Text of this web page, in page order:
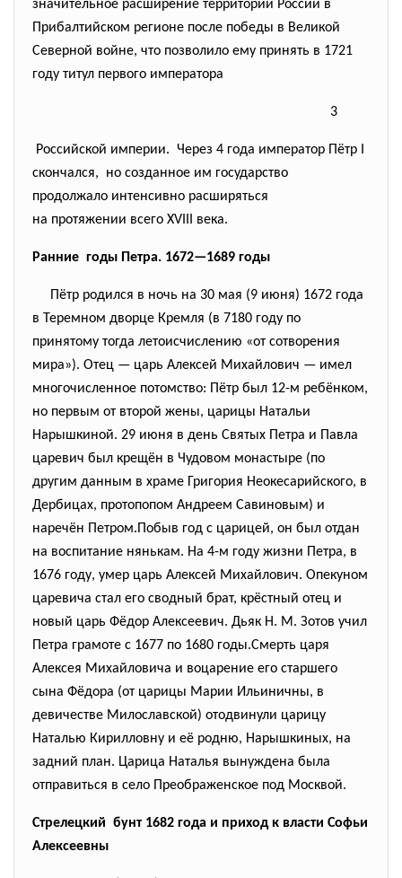
значительное расширение территорий России в
Прибалтийском регионе после победы в Великой
Северной войне, что позволило ему принять в 1721
году титул первого императора
3
Российской империи. Через 4 года император Пётр I
скончался, но созданное им государство
продолжало интенсивно расширяться
на протяжении всего XVIII века.
Ранние годы Петра. 1672—1689 годы
Пётр родился в ночь на 30 мая (9 июня) 1672 года
в Теремном дворце Кремля (в 7180 году по
принятому тогда летоисчислению «от сотворения
мира»). Отец — царь Алексей Михайлович — имел
многочисленное потомство: Пётр был 12-м ребёнком,
но первым от второй жены, царицы Натальи
Нарышкиной. 29 июня в день Святых Петра и Павла
царевич был крещён в Чудовом монастыре (по
другим данным в храме Григория Неокесарийского, в
Дербицах, протопопом Андреем Савиновым) и
наречён Петром.Побыв год с царицей, он был отдан
на воспитание нянькам. На 4-м году жизни Петра, в
1676 году, умер царь Алексей Михайлович. Опекуном
царевича стал его сводный брат, крёстный отец и
новый царь Фёдор Алексеевич. Дьяк Н. М. Зотов учил
Петра грамоте с 1677 по 1680 годы.Смерть царя
Алексея Михайловича и воцарение его старшего
сына Фёдора (от царицы Марии Ильиничны, в
девичестве Милославской) отодвинули царицу
Наталью Кирилловну и её родню, Нарышкиных, на
задний план. Царица Наталья вынуждена была
отправиться в село Преображенское под Москвой.
Стрелецкий бунт 1682 года и приход к власти Софьи
Алексеевны